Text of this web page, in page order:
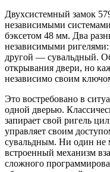
Двухсистемный замок
независимыми
бэксетом 48 мм. Два
независимыми
другой — сувальдный.
открывания двери, но
независимо своим
Это востребовано в
одной дверью.
запирает свой ригель
управляет своим
сувальдным. Ни один не
встроенный механизм
сложного